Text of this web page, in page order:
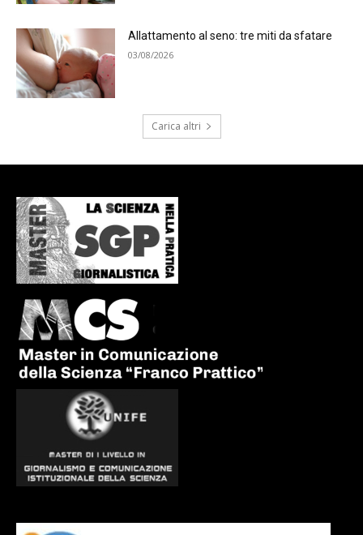
Allattamento al seno: tre miti da sfatare
03/08/2026
Carica altri